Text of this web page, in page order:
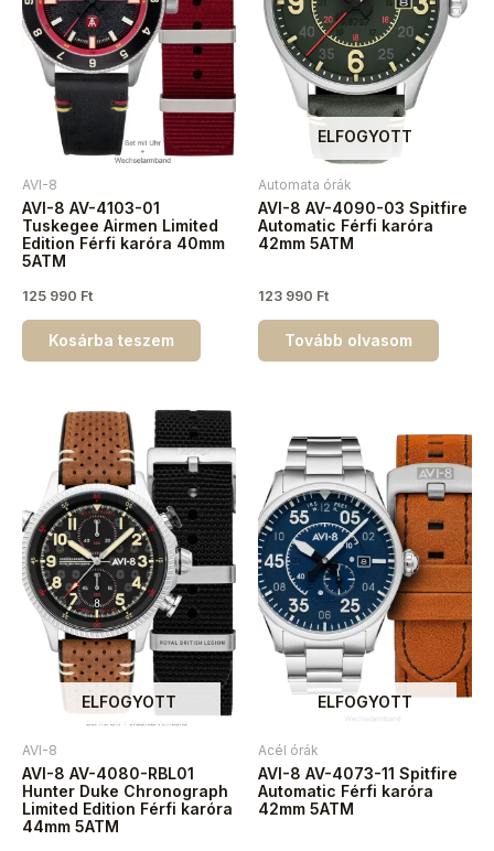
AVI-8
AVI-8 AV-4103-01
Tuskegee Airmen Limited
Edition Férfi karóra 40mm
5ATM
125 990 Ft
Kosárba teszem
ELFOGYOTT
Automata órák
AVI-8 AV-4090-03 Spitfire
Automatic Férfi karóra
42mm 5ATM
123 990 Ft
Tovább olvasom
ELFOGYOTT
AVI-8
AVI-8 AV-4080-RBL01
Hunter Duke Chronograph
Limited Edition Férfi karóra
44mm 5ATM
ELFOGYOTT
Acél órák
AVI-8 AV-4073-11 Spitfire
Automatic Férfi karóra
42mm 5ATM